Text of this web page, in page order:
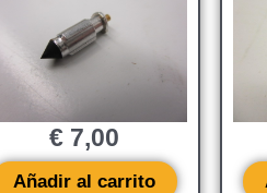
€ 7,00
Añadir al carrito